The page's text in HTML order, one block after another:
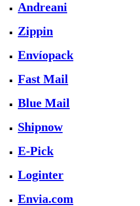
Andreani
Zippin
Envíopack
Fast Mail
Blue Mail
Shipnow
E-Pick
Loginter
Envia.com